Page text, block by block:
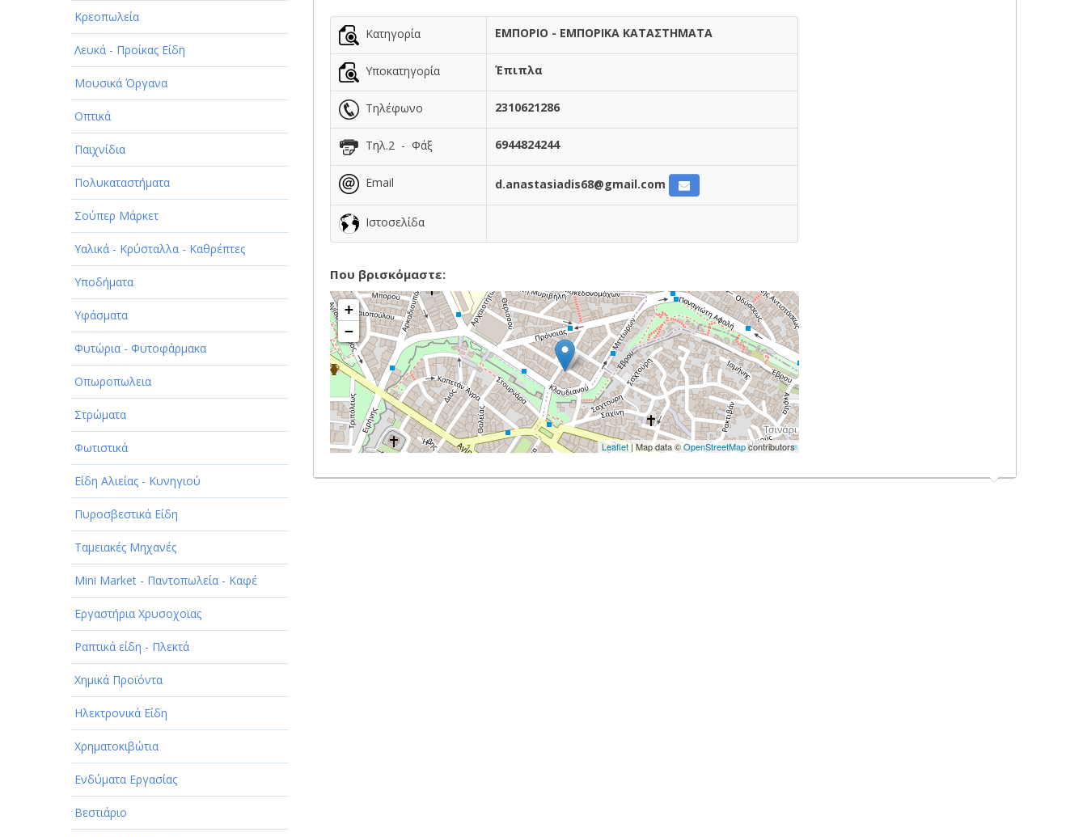
Κρεοπωλεία
Λευκά - Προίκας Είδη
Μουσικά Όργανα
Οπτικά
Παιχνίδια
Πολυκαταστήματα
Σούπερ Μάρκετ
Υαλικά - Κρύσταλλα - Καθρέπτες
Υποδήματα
Υφάσματα
Φυτώρια - Φυτοφάρμακα
Οπωροπωλεια
Στρώματα
Φωτιστικά
Είδη Αλιείας - Κυνηγιού
Πυροσβεστικά Είδη
Ταμειακές Μηχανές
Mini Market - Παντοπωλεία - Καφέ
Εργαστήρια Χρυσοχοϊας
Ραπτικά είδη - Πλεκτά
Χημικά Προϊόντα
Ηλεκτρονικά Είδη
Χρηματοκιβώτια
Ενδύματα Εργασίας
Βεστιάριο
Κατηγορία ΕΜΠΟΡΙΟ - ΕΜΠΟΡΙΚΑ ΚΑΤΑΣΤΗΜΑΤΑ
Υποκατηγορία Έπιπλα
Τηλέφωνο 2310621286
Τηλ.2 - Φάξ 6944824244
Email d.anastasiadis68@gmail.com
Ιστοσελίδα
Που βρισκόμαστε:
+
−
Leaflet| Map data ©OpenStreetMapcontributors